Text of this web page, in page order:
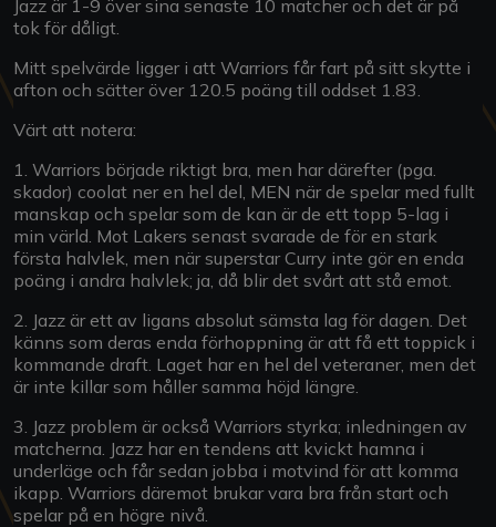
Jazz är 1-9 över sina senaste 10 matcher och det är på
tok för dåligt.
Mitt spelvärde ligger i att Warriors får fart på sitt skytte i
afton och sätter över 120.5 poäng till oddset 1.83.
Värt att notera:
1. Warriors började riktigt bra, men har därefter (pga.
skador) coolat ner en hel del, MEN när de spelar med fullt
manskap och spelar som de kan är de ett topp 5-lag i
min värld. Mot Lakers senast svarade de för en stark
första halvlek, men när superstar Curry inte gör en enda
poäng i andra halvlek; ja, då blir det svårt att stå emot.
2. Jazz är ett av ligans absolut sämsta lag för dagen. Det
känns som deras enda förhoppning är att få ett toppick i
kommande draft. Laget har en hel del veteraner, men det
är inte killar som håller samma höjd längre.
3. Jazz problem är också Warriors styrka; inledningen av
matcherna. Jazz har en tendens att kvickt hamna i
underläge och får sedan jobba i motvind för att komma
ikapp. Warriors däremot brukar vara bra från start och
spelar på en högre nivå.